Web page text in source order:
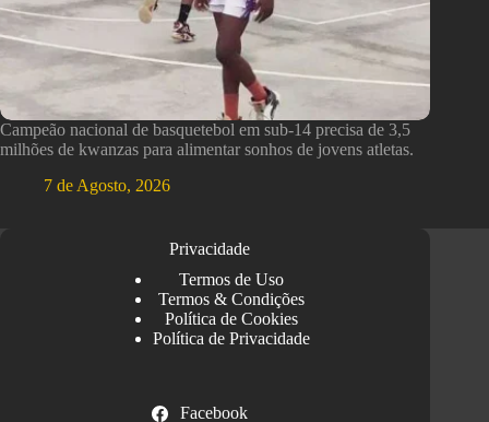
Campeão nacional de basquetebol em sub-14 precisa de 3,5
milhões de kwanzas para alimentar sonhos de jovens atletas.
7 de Agosto, 2026
Privacidade
Termos de Uso
Termos & Condições
Política de Cookies
Política de Privacidade
Facebook